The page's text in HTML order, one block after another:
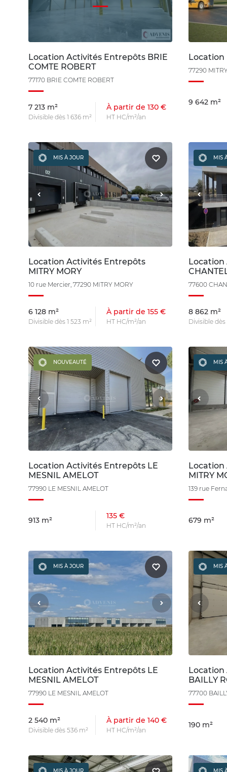
Location Activités Entrepôts BRIE
COMTE ROBERT
77170 BRIE COMTE ROBERT
7 213 m²
Divisible dès 1 636 m²
À partir de 130 €
HT HC/m²/an
Location
77290
9 642 m²
MIS À JOUR
Location Activités Entrepôts
MITRY MORY
10 rue Mercier, 77290 MITRY MORY
6 128 m²
Divisible dès 1 523 m²
À partir de 155 €
HT HC/m²/an
MIS
77600
8 862 m²
Divisible dès
NOUVEAUTÉ
Location Activités Entrepôts LE
MESNIL AMELOT
77990 LE MESNIL AMELOT
913 m² 135 €
HT HC/m²/an
MIS
MITRY
139 rue
679 m²
MIS À JOUR
Location Activités Entrepôts LE
MESNIL AMELOT
77990 LE MESNIL AMELOT
2 540 m²
Divisible dès 536 m²
À partir de 140 €
HT HC/m²/an
MIS
BAILLY
77700
190 m²
MIS À JOUR MIS